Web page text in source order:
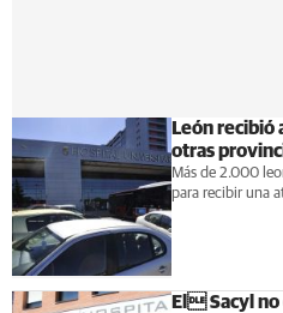
León recibió
otras
Más de 2.000
para recibir una
El Sacyl no